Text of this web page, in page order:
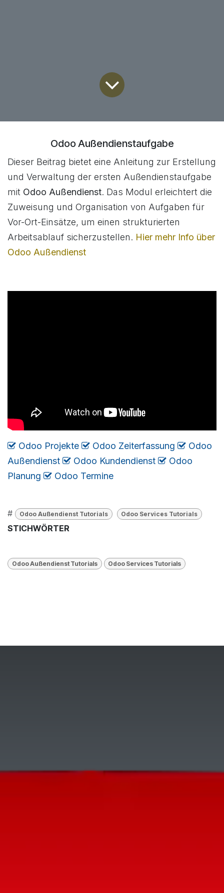
Odoo Außendienstaufgabe
Dieser Beitrag bietet eine Anleitung zur Erstellung
und Verwaltung der ersten Außendienstaufgabe
mit Odoo Außendienst. Das Modul erleichtert die
Zuweisung und Organisation von Aufgaben für
Vor-Ort-Einsätze, um einen strukturierten
Arbeitsablauf sicherzustellen. Hier mehr Info über
Odoo Außendienst
Odoo Projekte Odoo Zeiterfassung
Odoo
Außendienst
Odoo Kundendienst
Odoo
Planung
Odoo Termine
# Odoo Außendienst Tutorials Odoo Services Tutorials
STICHWÖRTER
Odoo Außendienst Tutorials Odoo Services Tutorials